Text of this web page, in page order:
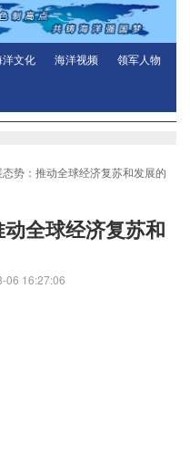
洋文化 海洋视频 领军人物
势：推动全球经济复苏和发展的
全球经济复苏和
16:27:06